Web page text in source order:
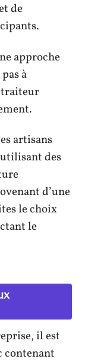
de
approche
à
traiteur
artisans
des
d’une
le choix
le
il est
contenant